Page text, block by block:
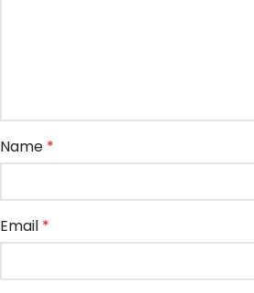
Name *
Email *